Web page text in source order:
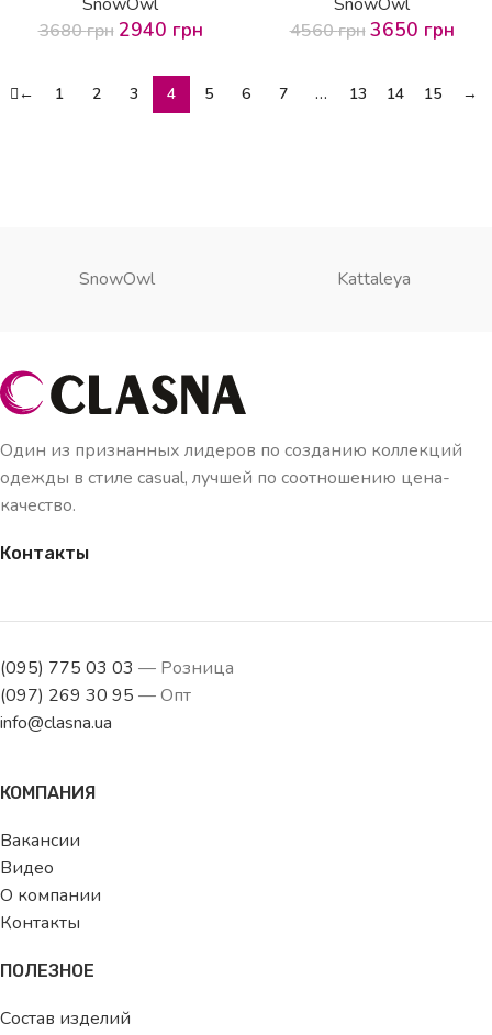
3680грн 2940 грн
4560грн 3650 грн
← 1 2 3 4 5 6 7 … 13 14 15 →
SnowOwl Kattaleya
Один из признанных лидеров по созданию коллекций
одежды в стиле casual, лучшей по соотношению цена-
качество.
Контакты
(095) 775 03 03 — Розница
(097) 269 30 95 — Опт
info@clasna.ua
КОМПАНИЯ
Вакансии
Видео
О компании
Контакты
ПОЛЕЗНОЕ
Состав изделий